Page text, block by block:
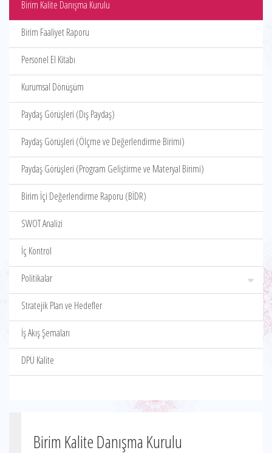
Birim Kalite Danışma Kurulu
Birim Faaliyet Raporu
Personel El Kitabı
Kurumsal Dönüşüm
Paydaş Görüşleri (Dış Paydaş)
Paydaş Görüşleri (Ölçme ve Değerlendirme Birimi)
Paydaş Görüşleri (Program Geliştirme ve Materyal Birimi)
Birim İçi Değerlendirme Raporu (BİDR)
SWOT Analizi
İç Kontrol
Politikalar
Stratejik Plan ve Hedefler
İş Akış Şemaları
DPÜ Kalite
Birim Kalite Danışma Kurulu